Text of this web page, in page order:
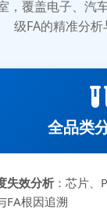
，覆盖电子、
级FA的精准分
全品类
失效分析：芯片、
FA根因追溯